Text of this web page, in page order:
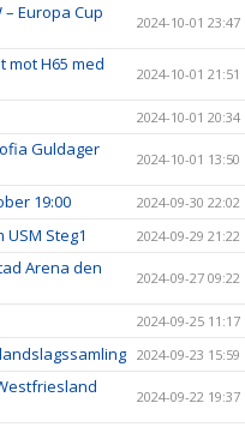
Europa Cup
2024-10-01 23:47
mot H65 med
2024-10-01 21:51
2024-10-01 20:34
Guldager
2024-10-01 13:50
19:00 2024-09-30 22:02
Steg1 2024-09-29 21:22
Arena den
2024-09-27 09:22
2024-09-25 11:17
2024-09-23 15:59
2024-09-22 19:37